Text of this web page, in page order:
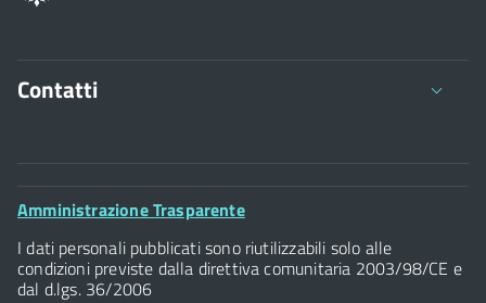
Contatti
Comune di Firenze
Palazzo Vecchio
Piazza della Signoria - 50122, Firenze
P.IVA 01307110484
Footer
Amministrazione Trasparente
I dati personali pubblicati sono riutilizzabili solo alle
condizioni previste dalla direttiva comunitaria 2003/98/CE e
dal d.lgs. 36/2006